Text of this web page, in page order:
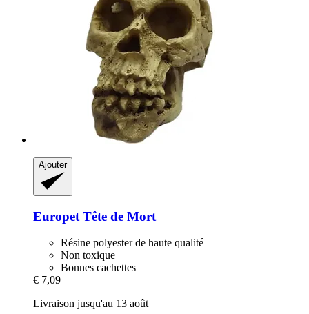
Ajouter
Europet Tête de Mort
Résine polyester de haute qualité
Non toxique
Bonnes cachettes
€ 7,09
Livraison jusqu'au 13 août